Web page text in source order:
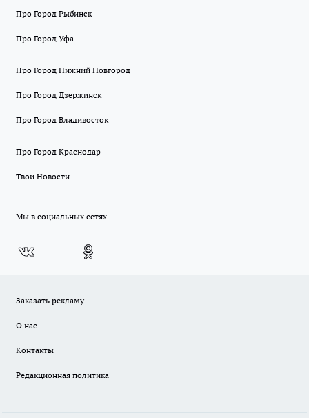
Про Город Рыбинск
Про Город Уфа
Про Город Нижний Новгород
Про Город Дзержинск
Про Город Владивосток
Про Город Краснодар
Твои Новости
Мы в социальных сетях
Заказать рекламу
О нас
Контакты
Редакционная политика